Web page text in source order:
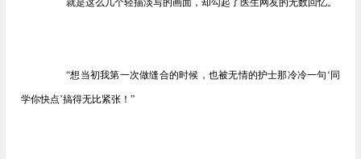
就是这么几个轻描淡写的画面，却勾起了医生网友的无数回忆。
“想当初我第一次做缝合的时候，也被无情的护士那冷冷一句‘同
学你快点’搞得无比紧张！”